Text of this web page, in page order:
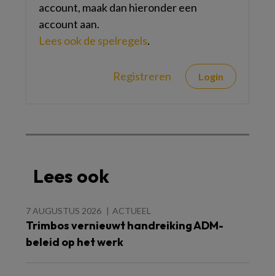
account, maak dan hieronder een
account aan.
Lees ook de spelregels.
Registreren Login
Lees ook
7 AUGUSTUS 2026 ACTUEEL
Trimbos vernieuwt handreiking ADM-
beleid op het werk